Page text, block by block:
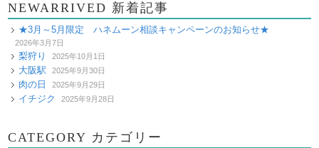
NEWARRIVED 新着記事
★3月～5月限定 ハネムーン相談キャンペーンのお知らせ★
2026年3月7日
梨狩り 2025年10月1日
大阪駅 2025年9月30日
肉の日 2025年9月29日
イチジク 2025年9月28日
CATEGORY カテゴリー